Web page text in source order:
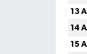
13
14
15